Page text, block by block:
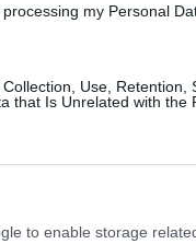
my Personal
Use, Retention,
that Is Unrelated with the
to enable storage